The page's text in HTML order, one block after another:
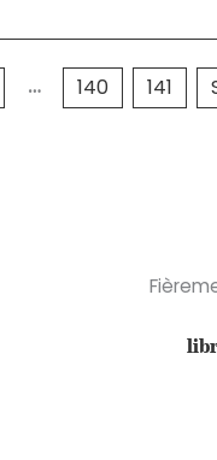
… 140 141
nombre par page
nombre par page